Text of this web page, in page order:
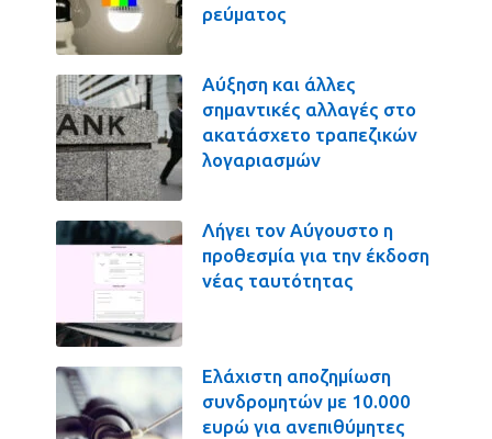
ρεύματος
Αύξηση και άλλες
σημαντικές αλλαγές στο
ακατάσχετο τραπεζικών
λογαριασμών
Λήγει τον Αύγουστο η
προθεσμία για την έκδοση
νέας ταυτότητας
Ελάχιστη αποζημίωση
συνδρομητών με 10.000
ευρώ για ανεπιθύμητες